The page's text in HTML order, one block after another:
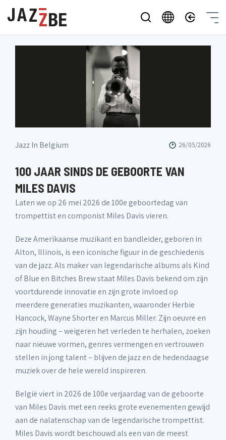
Jazz In Belgium 26/05/2026
100 JAAR SINDS DE GEBOORTE VAN
MILES DAVIS
Laten we op 26 mei 2026 de 100e geboortedag van
trompettist en componist Miles Davis vieren.
Deze Amerikaanse muzikant en bandleider, geboren in
Alton, Illinois, is een iconische figuur in de geschiedenis
van de jazz. Als maker van legendarische albums als Kind
of Blue en Bitches Brew staat Miles Davis bekend om zijn
voortdurende innovatie en zijn grote invloed op
meerdere generaties muzikanten, waaronder Herbie
Hancock, Wayne Shorter en Marcus Miller. Zijn oeuvre en
zijn houding – weigeren het verleden te herhalen, zoeken
naar nieuwe vormen, genres vermengen en vertrouwen
stellen in jong talent – blijven de jazz en de hedendaagse
muziek over de hele wereld inspireren.
België viert in 2026 de 100e verjaardag van de geboorte
van Miles Davis met een reeks grote evenementen gewijd
aan de nalatenschap van de legendarische trompettist.
Miles Davis wordt beschouwd als een van de meest